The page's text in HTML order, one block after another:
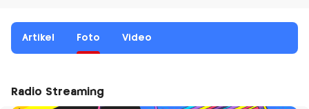
Artikel Foto Video
Radio Streaming